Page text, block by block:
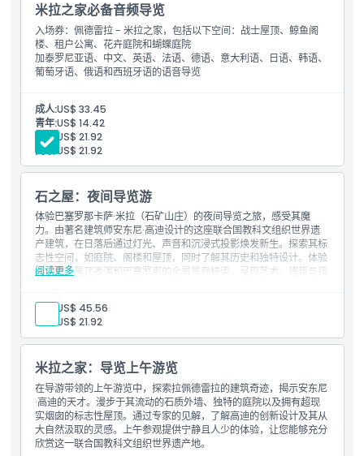
米拉之家必备音频导览
入场券：佩德雷拉 - 米拉之家，包括以下空间：战士屋顶、鲸鱼阁
楼、租户公寓、花卉庭院和蝴蝶庭院
加泰罗尼亚语、中文、英语、法语、德语、意大利语、日语、韩语、
葡萄牙语、俄语和西班牙语的语音导览
成人:US$ 33.45
青年:US$ 14.42
学生: US$ 21.92
高级: US$ 21.92
石之屋：夜间导览游
体验巴塞罗那卡萨·米拉（石矿山庄）的夜间导览之旅，感受其魔
力。由著名建筑师安东尼·高迪设计的这座联合国教科文组织世界遗
产建筑，在日落后通过灯光、声音和沉浸式投影焕发新生。探索其标
志性空间，如庭院、阁楼和屋顶，同时了解其历史和独特设计。体验
以壮观的屋顶表演和巴塞罗那的全景景观结束，呈现艺术、建筑与夜
阅读更多
包含项目
入场票
现场导游
夜间导览游
视听展示
一杯卡瓦酒
成人: US$ 45.56
青年: US$ 21.92
米拉之家：导览上午游览
在导游带领的上午游览中，探索拉佩德雷拉的建筑奇迹，揭示安东尼
·高迪的天才。漫步于其流动的石质外墙、独特的庭院以及拥有超现
实烟囱的标志性屋顶。通过专家的见解，了解高迪的创新设计及其从
大自然汲取的灵感。上午参观提供宁静且人少的体验，让您能够充分
欣赏这一联合国教科文组织世界遗产地。